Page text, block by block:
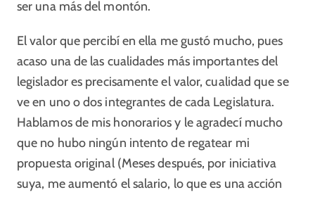
ser una más del montón.
El valor que percibí en ella me gustó mucho, pues
acaso una de las cualidades más importantes del
legislador es precisamente el valor, cualidad que se
ve en uno o dos integrantes de cada Legislatura.
Hablamos de mis honorarios y le agradecí mucho
que no hubo ningún intento de regatear mi
propuesta original (Meses después, por iniciativa
suya, me aumentó el salario, lo que es una acción